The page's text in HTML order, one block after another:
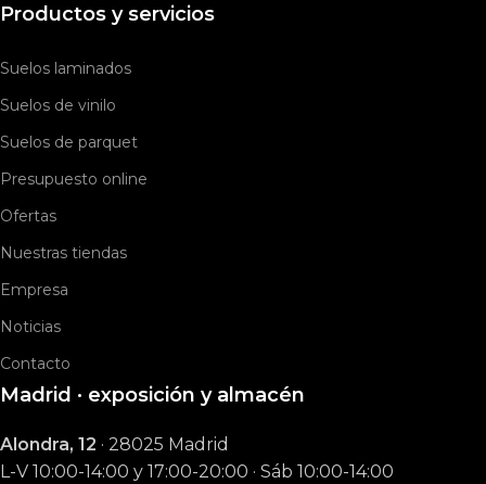
Productos y servicios
Suelos laminados
Suelos de vinilo
Suelos de parquet
Presupuesto online
Ofertas
Nuestras tiendas
Empresa
Noticias
Contacto
Madrid · exposición y almacén
Alondra, 12 · 28025 Madrid
L-V 10:00-14:00 y 17:00-20:00 · Sáb 10:00-14:00